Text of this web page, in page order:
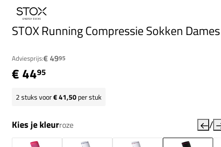
STOX Running Compressie Sokken Dames
Adviesprijs:€ 4995
€ 4495
2stuks voor€ 41,50per stuk
Kies je kleurroze /